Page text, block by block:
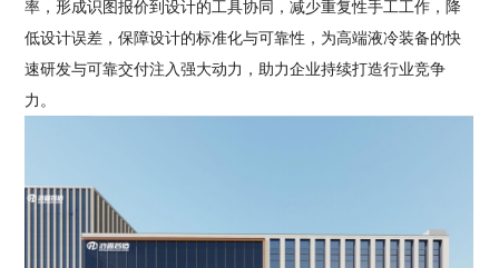
率，形成识图报价到设计的工具协同，减少重复性手工工作，降
低设计误差，保障设计的标准化与可靠性，为高端液冷装备的快
速研发与可靠交付注入强大动力，助力企业持续打造行业竞争
力。